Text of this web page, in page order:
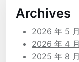
Archives
2026 年 5 月
2026 年 4 月
2025 年 8 月